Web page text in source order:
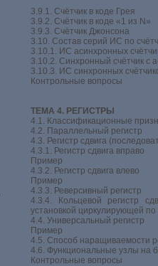
3.9.1. Счётчик в коде Грея
3.9.2. Счётчик в коде «1 из N»
3.9.3. Счётчик Джонсона
3.10. Состав серий ИС по
3.10.1. ИС асинхронных
3.10.2. Синхронный счётчик с
3.10.3. ИС синхронных
Контрольные вопросы
ТЕМА 4. РЕГИСТРЫ
4.1. Классификационные
4.2. Параллельный регистр
4.3. Регистр сдвига
4.3.1. Регистр сдвига вправо
Пример
4.3.2. Регистр сдвига влево
Пример
4.3.3. Реверсивный регистр
4.3.4. Кольцевой регистр
установкой циркулирующей
4.4. Универсальный регистр
Пример
4.5. Способ наращиваемости
4.6. Функциональные узлы на
Контрольные вопросы